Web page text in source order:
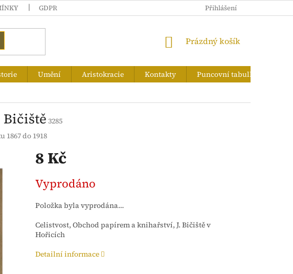
GDPR Přihlášení
NÁKUPNÍ
Prázdný košík
Umění Aristokracie Kontakty Puncovní tabulka
Bičiště 3285
1867 do 1918
8 Kč
cena:
Vyprodáno
Položka byla vyprodána…
Celistvost, Obchod papírem a knihařství, J. Bičiště v
Hořicích
Detailní informace